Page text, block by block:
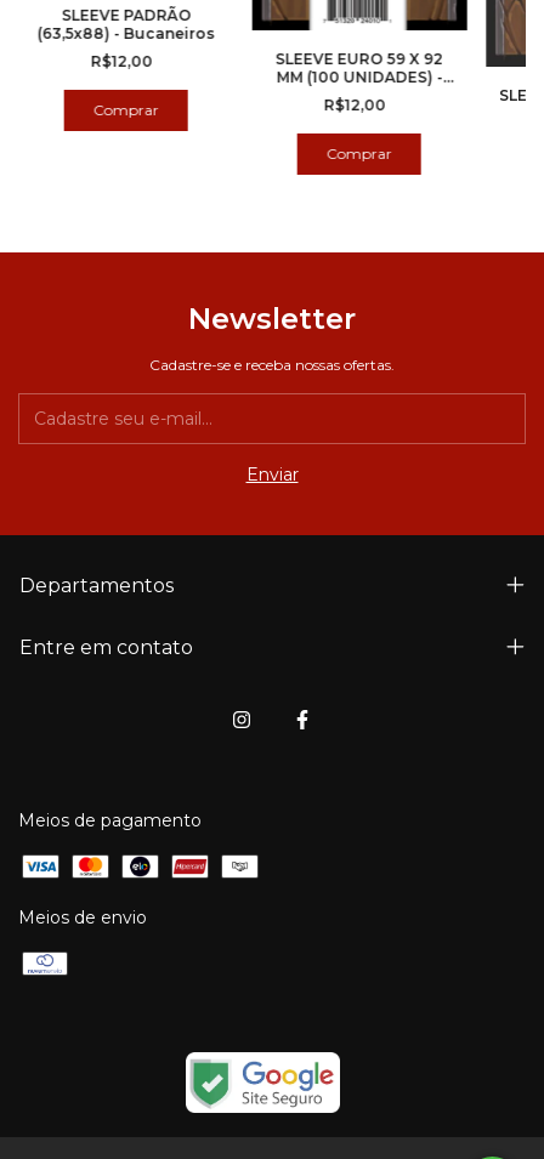
SLEEVE PADRÃO
(63,5x88) - Bucaneiros
R$12,00
SLEEVE EURO 59 X 92
MM (100 UNIDADES) -
Bucaneiros
R$12,00
Newsletter
Cadastre-se e receba nossas ofertas.
Departamentos
Entre em contato
Meios de pagamento
Meios de envio